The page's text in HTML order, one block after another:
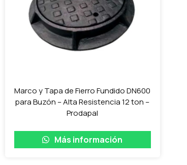
Marco y Tapa de Fierro Fundido DN600
para Buzón – Alta Resistencia 12 ton –
Prodapal
Más información